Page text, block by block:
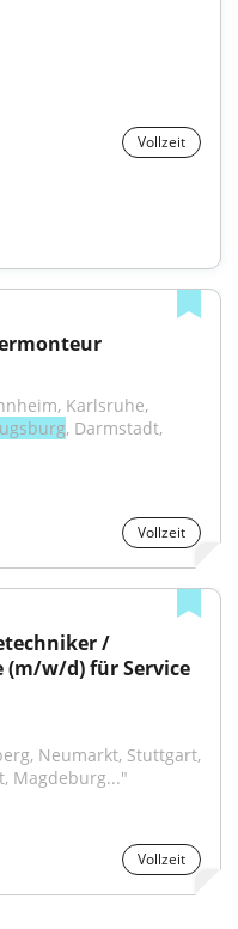
Vollzeit
Karlsruhe,
, Darmstadt,
Vollzeit
/
w/d) für Service
Magdeburg..."
Vollzeit